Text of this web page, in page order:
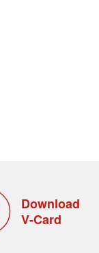
Download
V-Card